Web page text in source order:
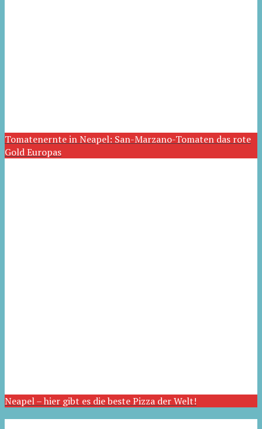
Tomatenernte in Neapel: San-Marzano-Tomaten das rote
Gold Europas
Neapel – hier gibt es die beste Pizza der Welt!